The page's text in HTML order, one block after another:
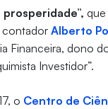
que
contador Alberto
Financeira, dono
Investidor”.
o Centro de